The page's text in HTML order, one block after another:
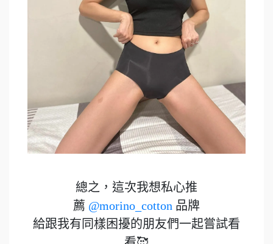
總之，這次我想私心推
薦 @morino_cotton 品牌
給跟我有同樣困擾的朋友們一起嘗試看